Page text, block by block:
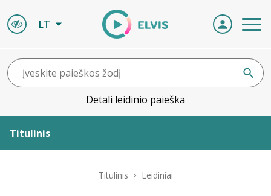
LT
Detali leidinio paieška
Titulinis
Titulinis Leidiniai